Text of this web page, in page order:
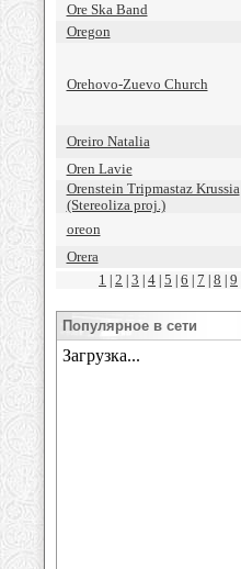
Ore Ska Band
Oregon
Orehovo-Zuevo Church
Oreiro Natalia
Oren Lavie
Orenstein Tripmastaz Krussia
(Stereoliza proj.)
oreon
Orera
1 2 3 4 5 6 7 8 9
Популярное в сети